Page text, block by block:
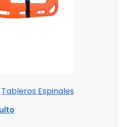
Tableros Espinales